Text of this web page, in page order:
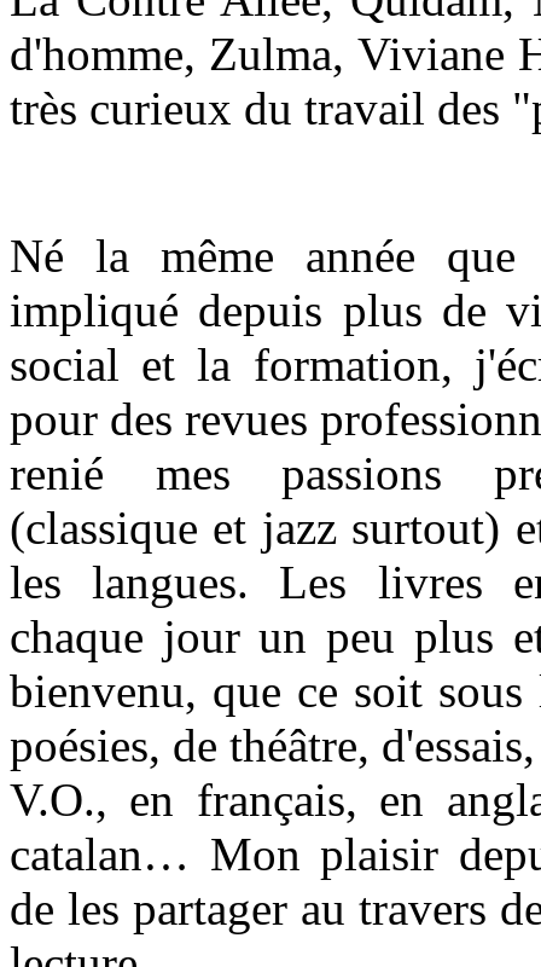
d'homme, Zulma, Viviane
très curieux du travail des
Né la même année
impliqué depuis plus de
social et la formation,
pour des revues
renié mes passions
(classique et jazz surtout)
les langues. Les livres
chaque jour un peu plus
bienvenu, que ce soit
poésies, de théâtre,
V.O., en français, en
catalan… Mon plaisir
de les partager au travers